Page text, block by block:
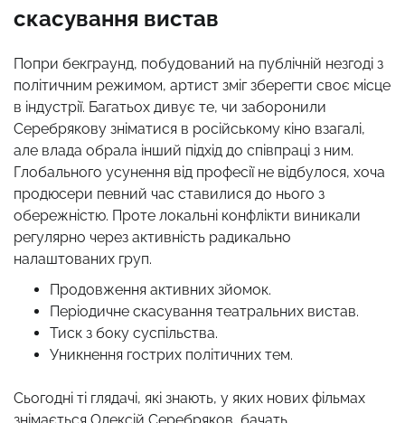
скасування вистав
Попри бекграунд, побудований на публічній незгоді з
політичним режимом, артист зміг зберегти своє місце
в індустрії. Багатьох дивує те, чи заборонили
Серебрякову зніматися в російському кіно взагалі,
але влада обрала інший підхід до співпраці з ним.
Глобального усунення від професії не відбулося, хоча
продюсери певний час ставилися до нього з
обережністю. Проте локальні конфлікти виникали
регулярно через активність радикально
налаштованих груп.
Продовження активних зйомок.
Періодичне скасування театральних вистав.
Тиск з боку суспільства.
Уникнення гострих політичних тем.
Сьогодні ті глядачі, які знають, у яких нових фільмах